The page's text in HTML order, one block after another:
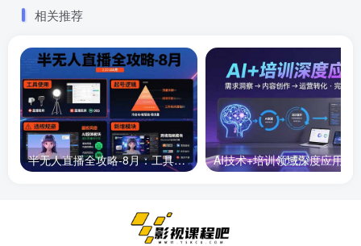
相关推荐
半无人直播全攻略-8月：工具使用+起号逻辑+违规规避,新增AI超体与跨境模块